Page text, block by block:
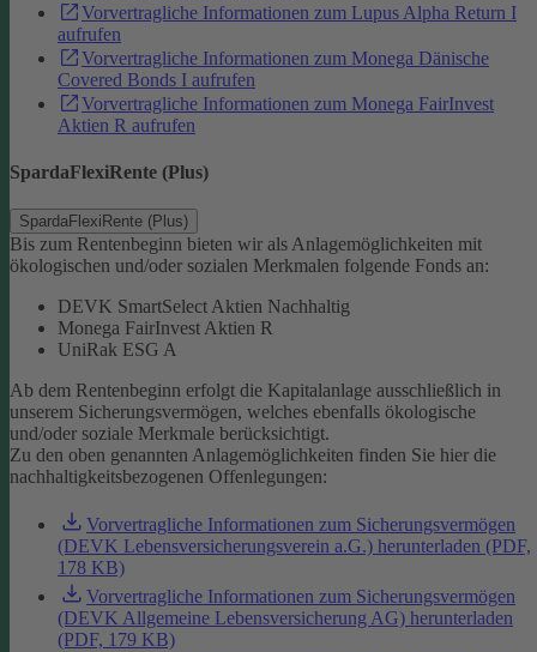
Vorvertragliche Informationen zum Lupus Alpha Return I
aufrufen
Vorvertragliche Informationen zum Monega Dänische
Covered Bonds I aufrufen
Vorvertragliche Informationen zum Monega FairInvest
Aktien R aufrufen
SpardaFlexiRente (Plus)
SpardaFlexiRente (Plus)
Bis zum Rentenbeginn bieten wir als Anlagemöglichkeiten mit
ökologischen und/oder sozialen Merkmalen folgende Fonds an:
DEVK SmartSelect Aktien Nachhaltig
Monega FairInvest Aktien R
UniRak ESG A
Ab dem Rentenbeginn erfolgt die Kapitalanlage ausschließlich in
unserem Sicherungsvermögen, welches ebenfalls ökologische
und/oder soziale Merkmale berücksichtigt.
Zu den oben genannten Anlagemöglichkeiten finden Sie hier die
nachhaltigkeitsbezogenen Offenlegungen:
Vorvertragliche Informationen zum Sicherungsvermögen
(DEVK Lebensversicherungsverein a.G.) herunterladen (PDF,
178 KB)
Vorvertragliche Informationen zum Sicherungsvermögen
(DEVK Allgemeine Lebensversicherung AG) herunterladen
(PDF, 179 KB)